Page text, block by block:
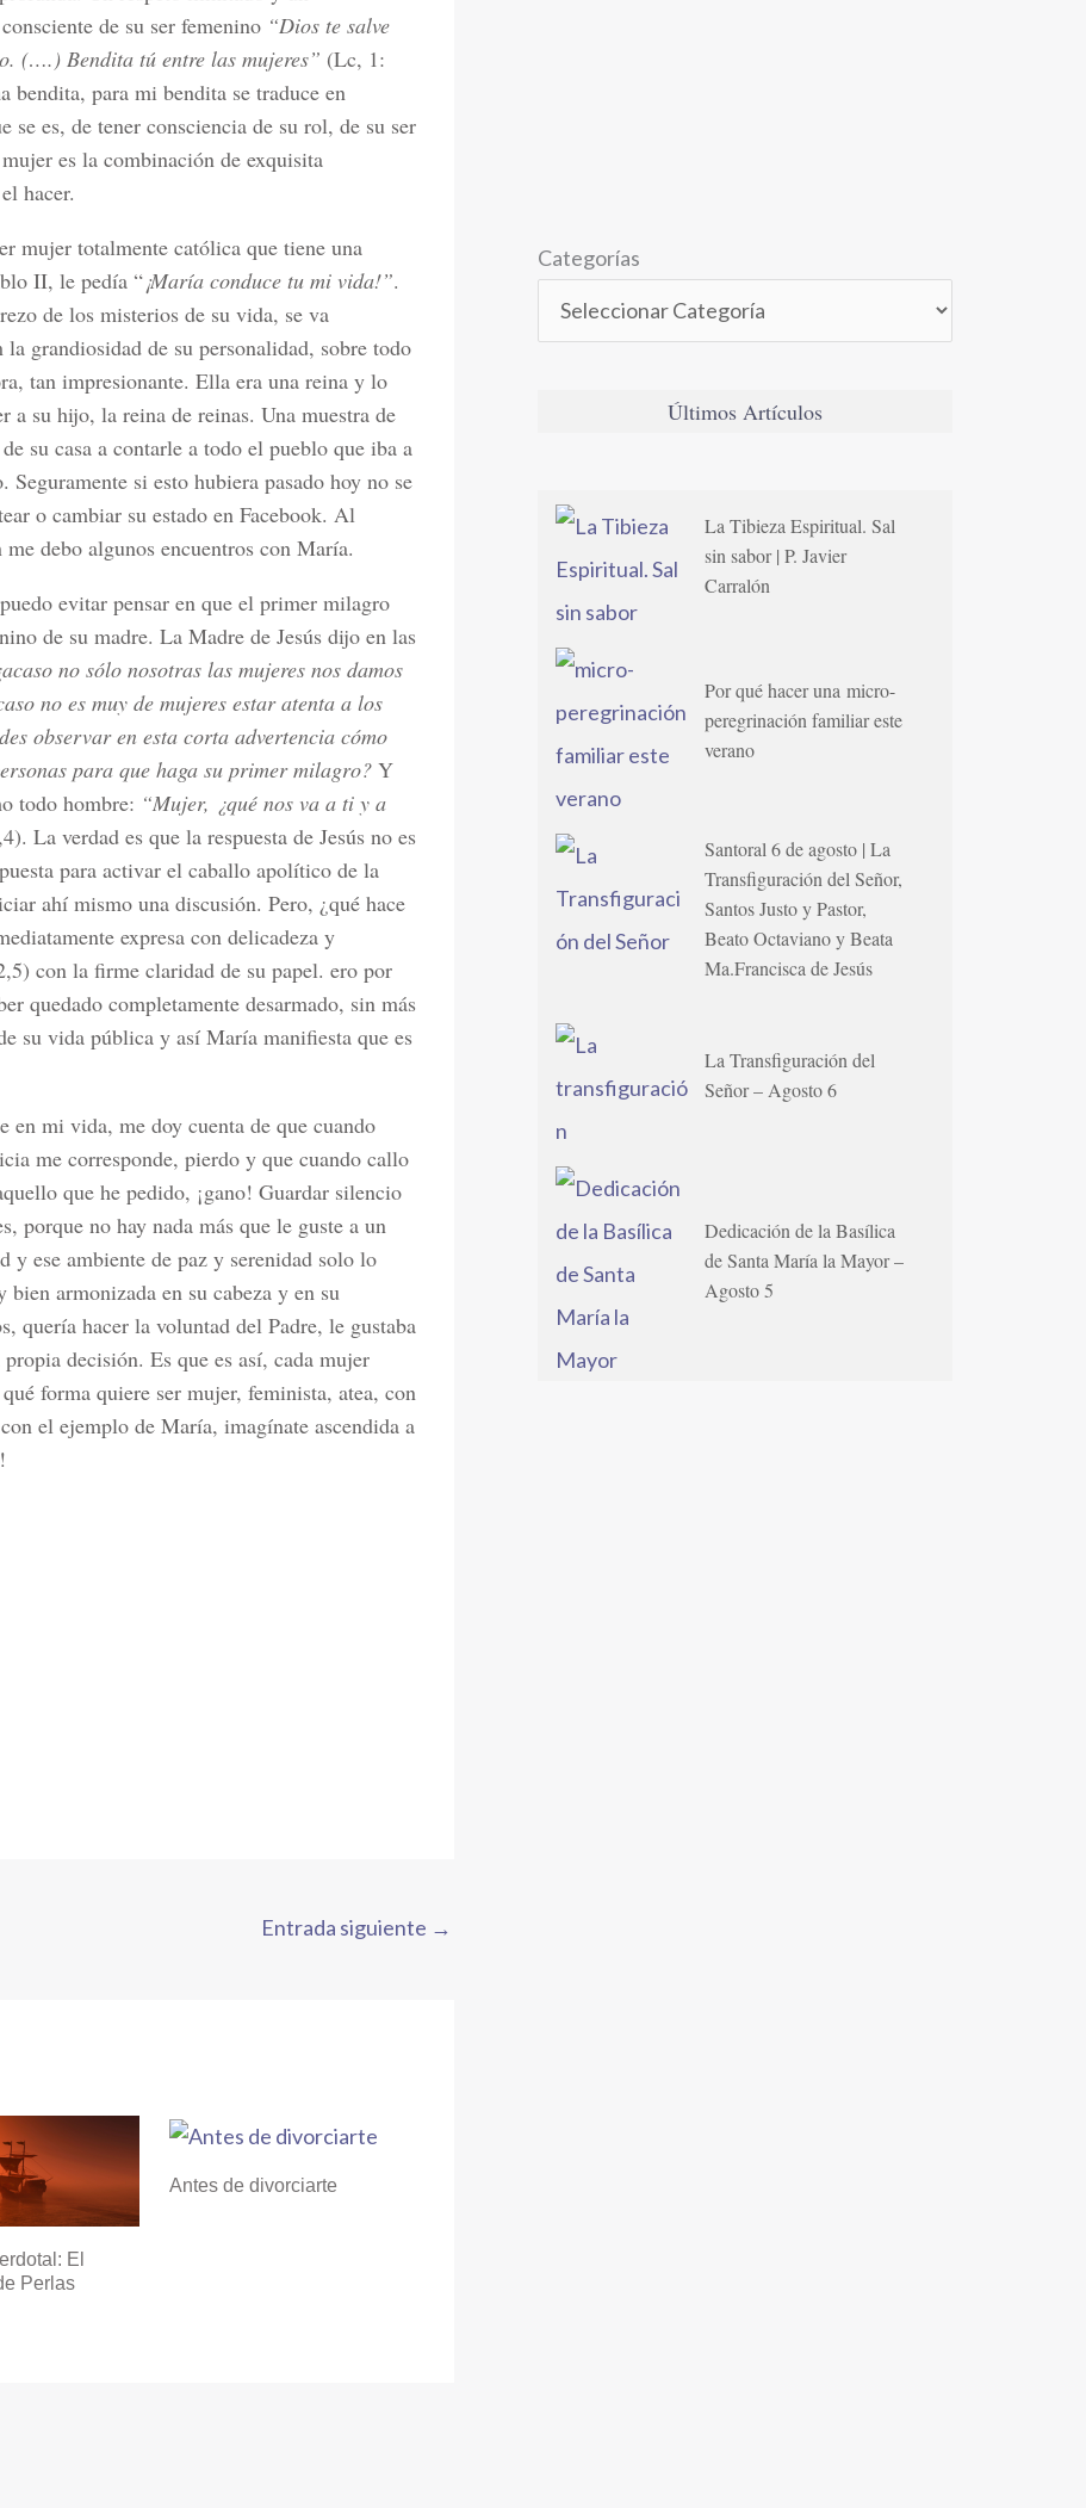
de su ser femenino “Dios te salve
(….) Bendita tú entre las mujeres” (Lc, 1:
para mi bendita se traduce en
es, de tener consciencia de su rol, de su ser
es la combinación de exquisita
hacer.
mujer totalmente católica que tiene una
II, le pedía “¡María conduce tu mi vida!”.
de los misterios de su vida, se va
grandiosidad de su personalidad, sobre todo
tan impresionante. Ella era una reina y lo
a su hijo, la reina de reinas. Una muestra de
su casa a contarle a todo el pueblo que iba a
si esto hubiera pasado hoy no se
o cambiar su estado en Facebook. Al
debo algunos encuentros con María.
evitar pensar en que el primer milagro
de su madre. La Madre de Jesús dijo en las
no sólo nosotras las mujeres nos damos
no es muy de mujeres estar atenta a los
observar en esta corta advertencia cómo
para que haga su primer milagro? Y
todo hombre: “Mujer, ¿qué nos va a ti y a
La verdad es que la respuesta de Jesús no es
para activar el caballo apolítico de la
ahí mismo una discusión. Pero, ¿qué hace
expresa con delicadeza y
con la firme claridad de su papel. ero por
quedado completamente desarmado, sin más
su vida pública y así María manifiesta que es
en mi vida, me doy cuenta de que cuando
me corresponde, pierdo y que cuando callo
que he pedido, ¡gano! Guardar silencio
porque no hay nada más que le guste a un
y ese ambiente de paz y serenidad solo lo
armonizada en su cabeza y en su
quería hacer la voluntad del Padre, le gustaba
decisión. Es que es así, cada mujer
forma quiere ser mujer, feminista, atea, con
el ejemplo de María, imagínate ascendida a
Entrada siguiente →
El
Perlas
Antes de divorciarte
Categorías
Últimos Artículos
La Tibieza Espiritual. Sal
sin sabor | P. Javier
Carralón
Por qué hacer una micro-
peregrinación familiar este
verano
Santoral 6 de agosto | La
Transfiguración del Señor,
Santos Justo y Pastor,
Beato Octaviano y Beata
Ma.Francisca de Jesús
La Transfiguración del
Señor – Agosto 6
Dedicación de la Basílica
de Santa María la Mayor –
Agosto 5